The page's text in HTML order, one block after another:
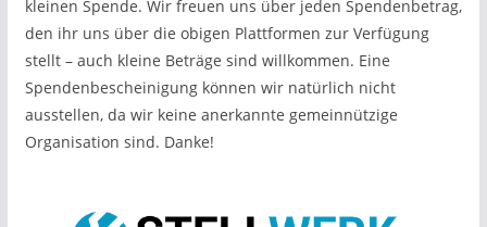
kleinen Spende. Wir freuen uns über jeden Spendenbetrag,
den ihr uns über die obigen Plattformen zur Verfügung
stellt – auch kleine Beträge sind willkommen. Eine
Spendenbescheinigung können wir natürlich nicht
ausstellen, da wir keine anerkannte gemeinnützige
Organisation sind. Danke!